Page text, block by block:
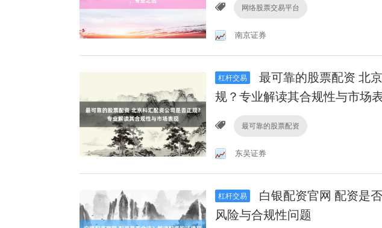
网络股票交易平台
南京证券
杠杆交易
最可靠的股票配资 北
规？专业解读其合规性与市场
最可靠的股票配资
东吴证券
杠杆交易
白银配资官网 配资是
风险与合规性问题